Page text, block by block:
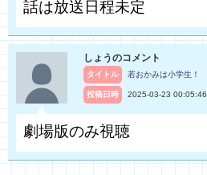
話は放送日程未定
しょうのコメント
タイトル 若おかみは小学生！
投稿日時 2025-03-23 00:05:46
劇場版のみ視聴